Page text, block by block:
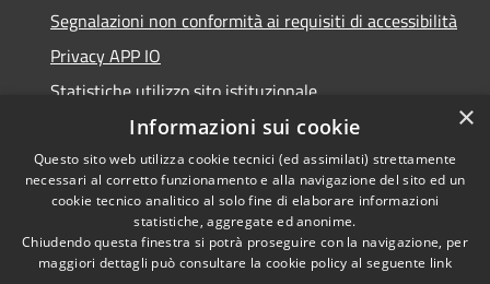
Segnalazioni non conformità ai requisiti di accessibilità
Privacy APP IO
Statistiche utilizzo sito istituzionale
Qualità dei Servizi Comunali
RSS
Accessibilità
Copyright © 2023 •
Città di Peschiera
×
Informazioni sui cookie
Questo sito web utilizza cookie tecnici (ed assimilati) strettamente
necessari al corretto funzionamento e alla navigazione del sito ed un
cookie tecnico analitico al solo fine di elaborare informazioni
statistiche, aggregate ed anonime.
Chiudendo questa finestra si potrà proseguire con la navigazione, per
maggiori dettagli può consultare la cookie policy al seguente link